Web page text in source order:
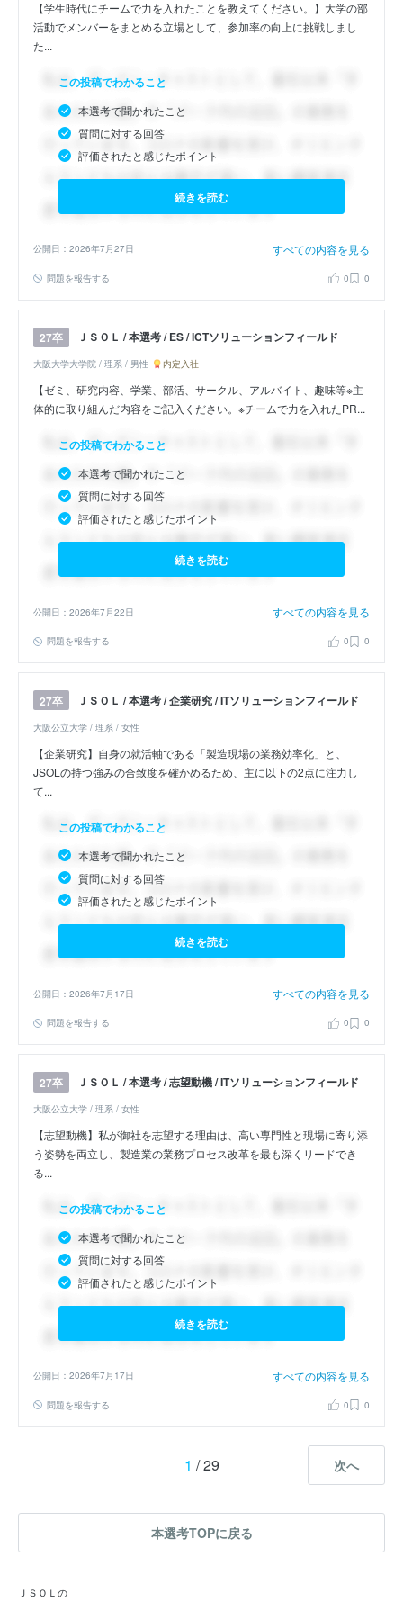
【学生時代にチームで力を入れたことを教えてください。】大学の部
活動でメンバーをまとめる立場として、参加率の向上に挑戦しまし
た...
この投稿でわかること
本選考で聞かれたこと
質問に対する回答
評価されたと感じたポイント
続きを読む
公開日：2026年7月27日 すべての内容を見る
問題を報告する 0 0
27卒 ＪＳＯＬ / 本選考 / ES / ICTソリューションフィールド
大阪大学大学院 / 理系 / 男性 内定入社
【ゼミ、研究内容、学業、部活、サークル、アルバイト、趣味等※主
体的に取り組んだ内容をご記入ください。※チームで力を入れたPR...
この投稿でわかること
本選考で聞かれたこと
質問に対する回答
評価されたと感じたポイント
続きを読む
公開日：2026年7月22日 すべての内容を見る
問題を報告する 0 0
27卒 ＪＳＯＬ / 本選考 / 企業研究 / ITソリューションフィールド
大阪公立大学 / 理系 / 女性
【企業研究】自身の就活軸である「製造現場の業務効率化」と、
JSOLの持つ強みの合致度を確かめるため、主に以下の2点に注力し
て...
この投稿でわかること
本選考で聞かれたこと
質問に対する回答
評価されたと感じたポイント
続きを読む
公開日：2026年7月17日 すべての内容を見る
問題を報告する 0 0
27卒 ＪＳＯＬ / 本選考 / 志望動機 / ITソリューションフィールド
大阪公立大学 / 理系 / 女性
【志望動機】私が御社を志望する理由は、高い専門性と現場に寄り添
う姿勢を両立し、製造業の業務プロセス改革を最も深くリードでき
る...
この投稿でわかること
本選考で聞かれたこと
質問に対する回答
評価されたと感じたポイント
続きを読む
公開日：2026年7月17日 すべての内容を見る
問題を報告する 0 0
1 / 29 次へ
本選考TOPに戻る
ＪＳＯＬの